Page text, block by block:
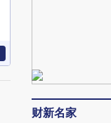
财新名家